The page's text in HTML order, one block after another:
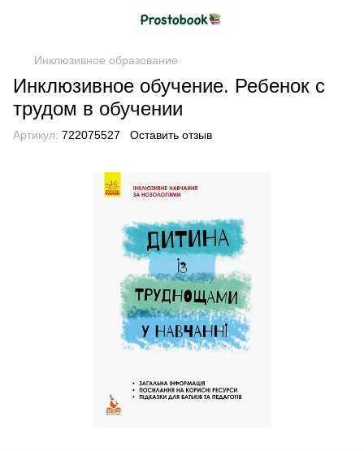
Инклюзивное образование
Инклюзивное обучение. Ребенок с
трудом в обучении
Артикул: 722075527 Оставить отзыв